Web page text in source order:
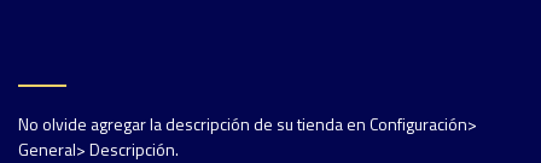
No olvide agregar la descripción de su tienda en Configuración>
General> Descripción.